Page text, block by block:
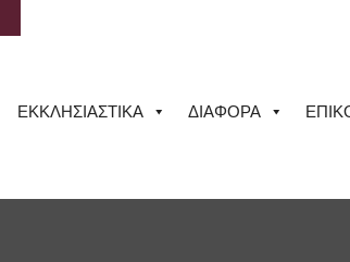
ΕΚΚΛΗΣΙΑΣΤΙΚΑ ΔΙΑΦΟΡΑ